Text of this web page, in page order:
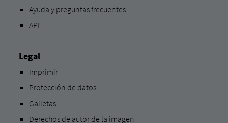
Ayuda y preguntas frecuentes
API
Legal
Imprimir
Protección de datos
Galletas
Derechos de autor de la imagen